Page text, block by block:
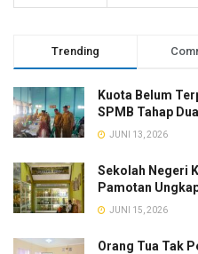
Trending
Kuota Belum
SPMB Tahap Dua
JUNI 13, 2026
Sekolah Negeri
Pamotan
JUNI 15, 2026
Orang Tua Tak